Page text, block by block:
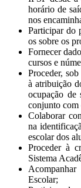
horário de
nos
Participar do
os sobre os
Fornecer
cursos e
Proceder,
à atribuição
ocupação de
conjunto com
Colaborar
na
escolar dos
Proceder à
Sistema
Escolar;